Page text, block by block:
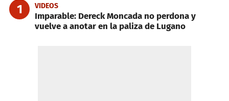
1 VIDEOS
Imparable: Dereck Moncada no perdona y
vuelve a anotar en la paliza de Lugano